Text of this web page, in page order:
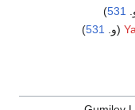
531
)
(و. 531
)